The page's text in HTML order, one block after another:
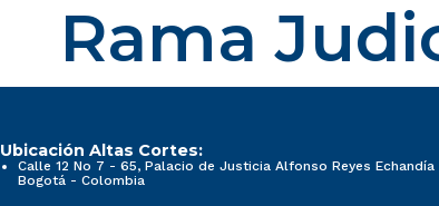
Rama
Ubicación Altas Cortes:
Calle 12 No 7 - 65, Palacio de Justicia Alfonso Reyes Echandía
Bogotá - Colombia